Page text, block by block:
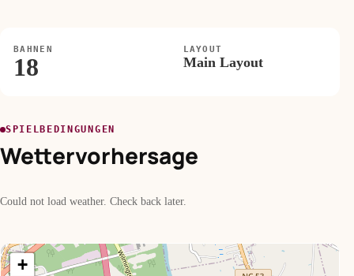
BAHNEN
18
LAYOUT
Main Layout
SPIELBEDINGUNGEN
Wettervorhersage
Could not load weather. Check back later.
+